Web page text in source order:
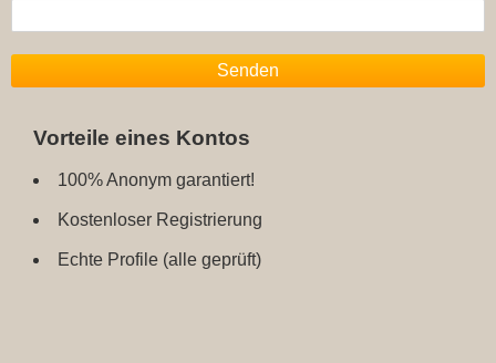
Senden
Vorteile eines Kontos
100% Anonym garantiert!
Kostenloser Registrierung
Echte Profile (alle geprüft)